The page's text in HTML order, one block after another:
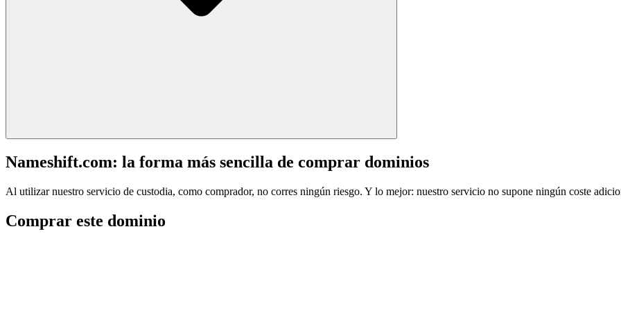
Nameshift.com: la forma más sencilla de comprar dominios
Al utilizar nuestro servicio de custodia, como comprador, no corres ningún riesgo. Y lo mejor: nuestro servicio no supone ningún coste
Comprar este dominio